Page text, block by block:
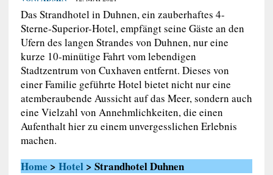
Das Strandhotel in Duhnen, ein zauberhaftes 4-
Sterne-Superior-Hotel, empfängt seine Gäste an den
Ufern des langen Strandes von Duhnen, nur eine
kurze 10-minütige Fahrt vom lebendigen
Stadtzentrum von Cuxhaven entfernt. Dieses von
einer Familie geführte Hotel bietet nicht nur eine
atemberaubende Aussicht auf das Meer, sondern auch
eine Vielzahl von Annehmlichkeiten, die einen
Aufenthalt hier zu einem unvergesslichen Erlebnis
machen.
Home > Hotel > Strandhotel Duhnen